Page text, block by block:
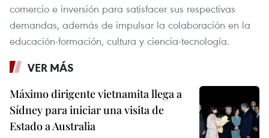
comercio e inversión para satisfacer sus respectivas
demandas, además de impulsar la colaboración en la
educación-formación, cultura y ciencia-tecnología.
VER MÁS
Máximo dirigente vietnamita llega a
Sídney para iniciar una visita de
Estado a Australia